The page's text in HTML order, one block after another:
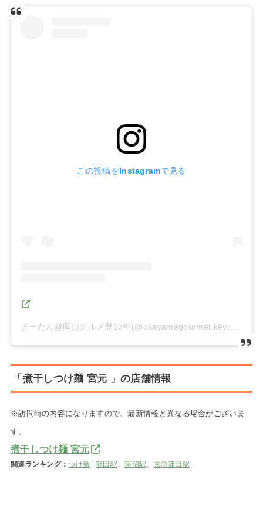
この投稿をInstagramで見る
「煮干しつけ麺 宮元 」の店舗情報
※訪問時の内容になりますので、最新情報と異なる場合がございま
す。
煮干しつけ麺 宮元
関連ランキング：つけ麺 |蒲田駅 、蓮沼駅 京急蒲田駅